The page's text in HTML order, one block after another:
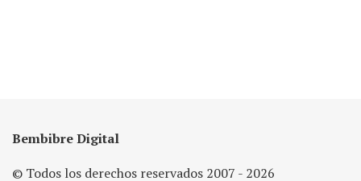
Bembibre Digital
© Todos los derechos reservados 2007 - 2026